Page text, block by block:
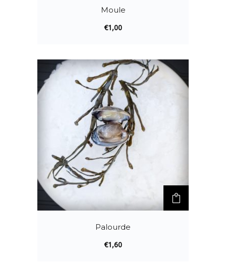
Moule
€1,00
Palourde
€1,60